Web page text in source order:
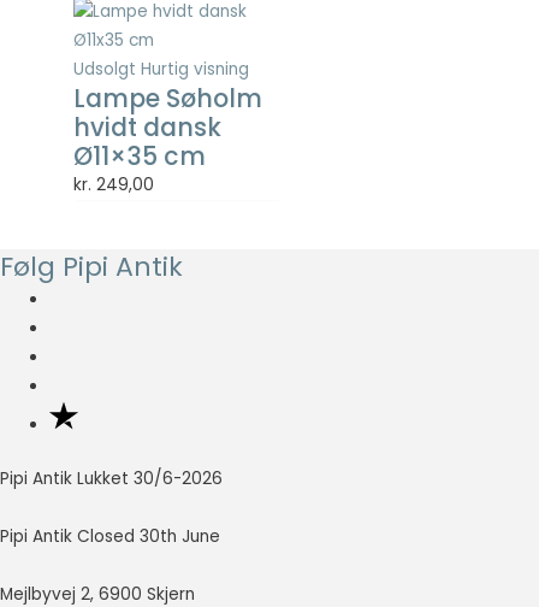
Udsolgt Hurtig visning
Lampe Søholm
hvidt dansk
Ø11×35 cm
kr. 249,00
Følg Pipi Antik
Pipi Antik Lukket 30/6-2026
Pipi Antik Closed 30th June
Mejlbyvej 2, 6900 Skjern